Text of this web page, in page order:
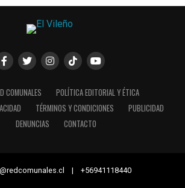
COMUNALES
POLÍTICA EDITORIAL Y ÉTICA
TÉRMINOS Y CONDICIONES
PUBLICIDAD
DENUNCIAS
CONTACTO
| +56941118440